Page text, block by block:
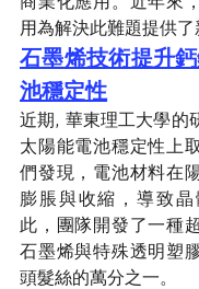
用為解決此難題提供了
石墨烯技術提升
池穩定性
近期, 華東理工大學的
太陽能電池穩定性上
們發現，電池材料在
膨脹與收縮，導致
此，團隊開發了一種
石墨烯與特殊透明塑
頭髮絲的萬分之一。